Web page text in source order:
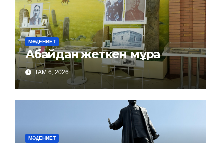
МӘДЕНИЕТ
Абайдан жеткен мұра
ТАМ 6, 2026
МӘДЕНИЕТ